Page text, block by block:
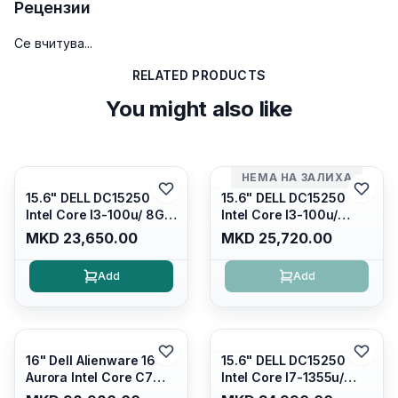
Рецензии
Се вчитува...
RELATED PRODUCTS
You might also like
15.6" DELL DC15250
Intel Core I3-100u/ 8GB
DDR4/ 512GB SSD M.2/
Iris Xe Graphics/ 120Hz
Anti-glare LED Display/
Backlit Kb/ Platinum
MKD 23,650.00
Add
НЕМА НА ЗАЛИХА
15.6" DELL DC15250
Intel Core I3-100u/
16GB DDR4/ 512GB SSD
M.2/ Iris Xe Graphics/
120Hz Anti-glare LED
Display/ Backlit Kb/
MKD 25,720.00
Add
16" Dell Alienware 16
Aurora Intel Core C7
240H /16GB RAM DDR5
15.6" DELL DC15250
Intel Core I7-1355u/
16GB DDR4 / 512GB SSD